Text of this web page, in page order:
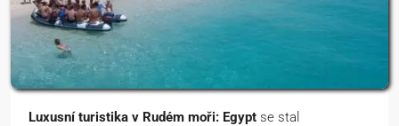
Luxusní turistika v Rudém moři: Egypt se stal